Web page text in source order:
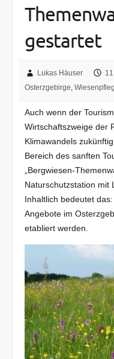
gestartet
Lukas Häuser
Osterzgebirge,
Auch wenn der
Wirtschaftszweige der
Klimawandels
Bereich des sanften
„Bergwiesen-
Naturschutzstation mit
Inhaltlich bedeutet
Angebote im
etabliert werden.